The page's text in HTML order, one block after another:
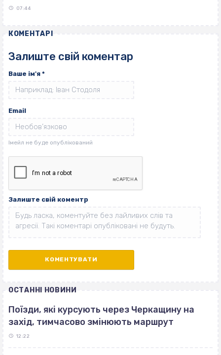
07:44
КОМЕНТАРІ
Залиште свій коментар
Ваше ім'я *
Email
Залиште свій коментр
ОСТАННІ НОВИНИ
Поїзди, які курсують через Черкащину на
захід, тимчасово змінюють маршрут
12:22